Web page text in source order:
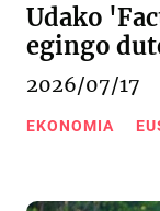
Udako
egingo
2026/07/17
EKONOMIA